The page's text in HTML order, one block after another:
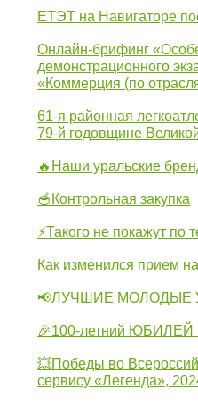
ЕТЭТ на Навигаторе
Онлайн-брифинг
демонстрационного
«Коммерция (по
61-я районная
79-й годовщине
🔥Наши уральские
🥣Контрольная закупка
⚡Такого не покажут по
Как изменился прием
📢ЛУЧШИЕ МОЛОДЫЕ
🎉100-летний ЮБИЛЕЙ
💥Победы во
сервису «Легенда»,